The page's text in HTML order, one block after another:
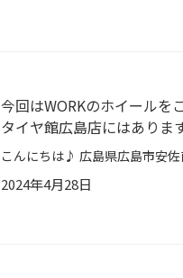
今回はWORKのホイールを
タイヤ館広島店にはありま
2024年4月28日